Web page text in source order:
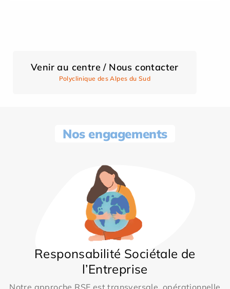
Venir au centre / Nous contacter
Polyclinique des Alpes du Sud
Nos engagements
Responsabilité Sociétale de
l’Entreprise